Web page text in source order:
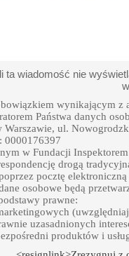
ta wiadomość nie
wynikającym z
Państwa danych
Warszawie, ul.
0000176397
w Fundacji
drogą
pocztę
osobowe będą
prawne:
uzasadnionych
produktów i